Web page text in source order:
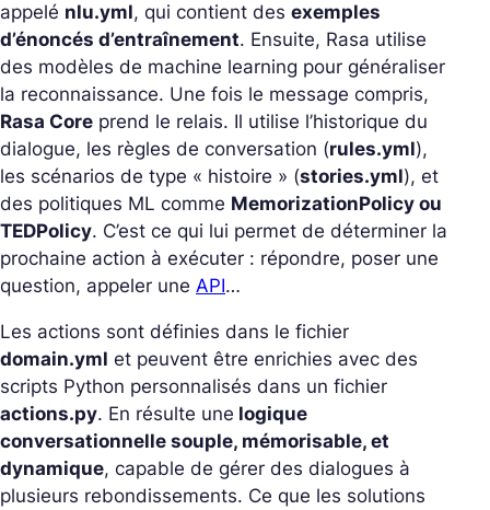
appelé nlu.yml, qui contient des exemples
d’énoncés d’entraînement. Ensuite, Rasa utilise
des modèles de machine learning pour généraliser
la reconnaissance. Une fois le message compris,
Rasa Core prend le relais. Il utilise l’historique du
dialogue, les règles de conversation (rules.yml),
les scénarios de type « histoire » (stories.yml), et
des politiques ML comme MemorizationPolicy ou
TEDPolicy. C’est ce qui lui permet de déterminer la
prochaine action à exécuter : répondre, poser une
question, appeler une API…
Les actions sont définies dans le fichier
domain.yml et peuvent être enrichies avec des
scripts Python personnalisés dans un fichier
actions.py. En résulte une logique
conversationnelle souple, mémorisable, et
dynamique, capable de gérer des dialogues à
plusieurs rebondissements. Ce que les solutions